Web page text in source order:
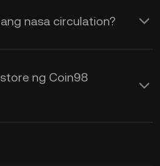
nasa circulation?
ng Coin98